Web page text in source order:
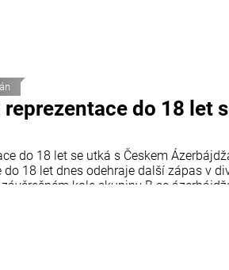
do 18 let
do 18 let se utká s Českem
18 let dnes odehraje další zápas v
kole skupiny B se